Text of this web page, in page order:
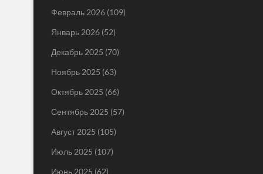
Февраль 2026 (109)
Январь 2026 (52)
Декабрь 2025 (70)
Ноябрь 2025 (63)
Октябрь 2025 (66)
Сентябрь 2025 (57)
Август 2025 (105)
Июль 2025 (107)
Июнь 2025 (62)